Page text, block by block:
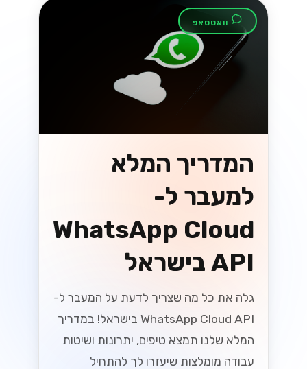
וואטסאפ
המדריך המלא
למעבר ל-
WhatsApp Cloud
API בישראל
גלה את כל מה שצריך לדעת על המעבר ל-
WhatsApp Cloud API בישראל! במדריך
המלא שלנו תמצא טיפים, יתרונות ושיטות
עבודה מומלצות שיעזרו לך להתחיל